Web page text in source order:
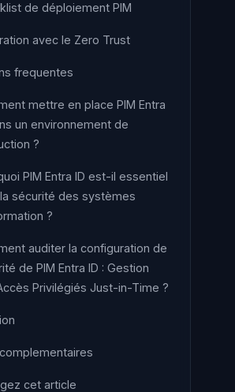
de déploiement PIM
avec le Zero Trust
frequentes
mettre en place PIM Entra
un environnement de
?
PIM Entra ID est-il essentiel
sécurité des systèmes
?
auditer la configuration de
de PIM Entra ID : Gestion
Privilégiés Just-in-Time ?
cet article